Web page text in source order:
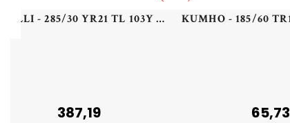
PIRELLI - 285/30 YR21 TL 103Y PI PZERO5 MO-S NCS XL PZ5 - 2853021 - BBA
387,19 65,73